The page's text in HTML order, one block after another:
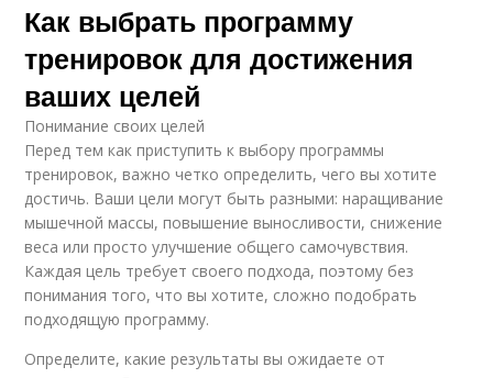
Как выбрать программу
тренировок для достижения
ваших целей
Понимание своих целей
Перед тем как приступить к выбору программы
тренировок, важно четко определить, чего вы хотите
достичь. Ваши цели могут быть разными: наращивание
мышечной массы, повышение выносливости, снижение
веса или просто улучшение общего самочувствия.
Каждая цель требует своего подхода, поэтому без
понимания того, что вы хотите, сложно подобрать
подходящую программу.
Определите, какие результаты вы ожидаете от